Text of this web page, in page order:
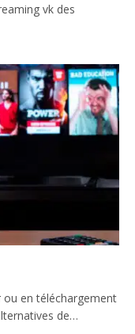
vk des
ou en téléchargement
de…